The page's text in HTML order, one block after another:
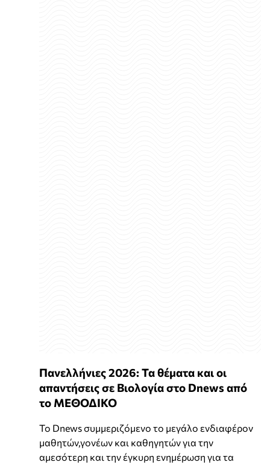
Πανελλήνιες 2026: Τα θέματα και οι
απαντήσεις σε Βιολογία στο Dnews από
το ΜΕΘΟΔΙΚΟ
Το Dnews συμμεριζόμενο το μεγάλο ενδιαφέρον
μαθητών,γονέων και καθηγητών για την
αμεσότερη και την έγκυρη ενημέρωση για τα